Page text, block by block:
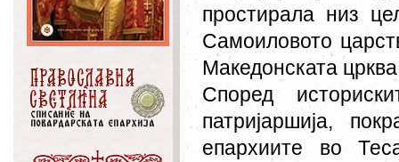
простирала низ
Самоиловото
Македонската
Според
патријаршија,
епархиите во